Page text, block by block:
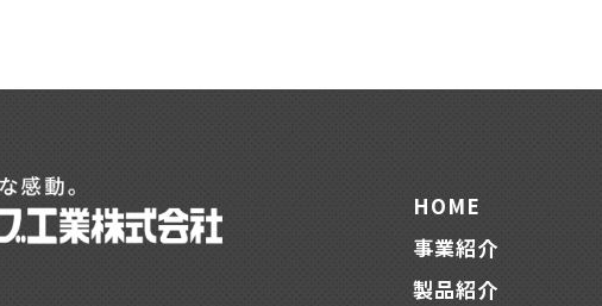
HOME
事業紹介
製品紹介